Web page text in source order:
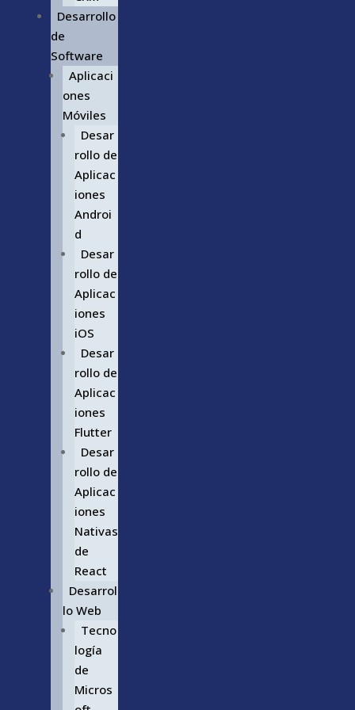
Desarrollo
de
Software
Aplicaci
ones
Móviles
Desar
rollo de
Aplicac
iones
Androi
d
Desar
rollo de
Aplicac
iones
iOS
Desar
rollo de
Aplicac
iones
Flutter
Desar
rollo de
Aplicac
iones
Nativas
de
React
Desarrol
lo Web
Tecno
logía
de
Micros